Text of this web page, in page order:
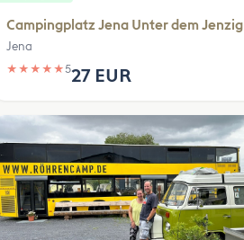
Campingplatz Jena Unter dem Jenzig
Jena
★ ★ ★ ★ ★527 EUR